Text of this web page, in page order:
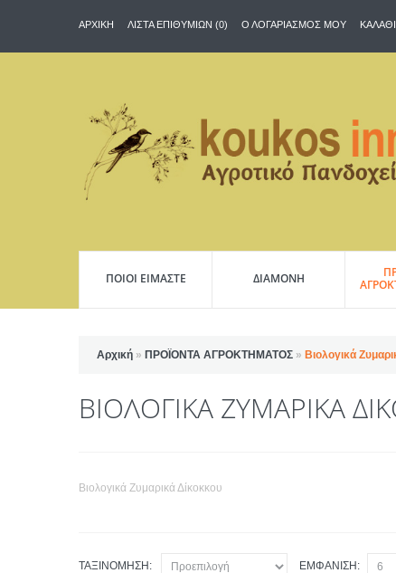
ΑΡΧΙΚΉ ΛΊΣΤΑ ΕΠΙΘΥΜΙΏΝ (0) Ο ΛΟΓΑΡΙΑΣΜΌΣ ΜΟΥ
ΠΟΙΟΙ ΕΙΜΑΣΤΕ ΔΙΑΜΟΝΗ
Αρχική » ΠΡΟΪΟΝΤΑ ΑΓΡΟΚΤΗΜΑΤΟΣ » Βιολογικά
ΒΙΟΛΟΓΙΚΆ ΖΥΜΑΡΙΚΆ
Βιολογικά Ζυμαρικά Δίκοκκου
ΤΑΞΙΝΌΜΗΣΗ: ΕΜΦΆΝΙΣΗ: